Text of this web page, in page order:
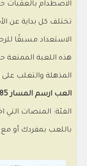
الاصطدام بالعقبات
تختلف كل بداية عن
الاستعداد مسبقًا
هذه اللعبة الممتعة
المذهلة والتغلب
العب ارسم المسار V17685 مجانًا بدون تنزيل
الفئة: المنصات التي
باللعب بمفردك أو مع